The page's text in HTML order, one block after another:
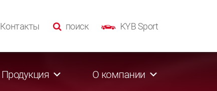
KYB Sport
поиск
Контакты
Продукция О компании